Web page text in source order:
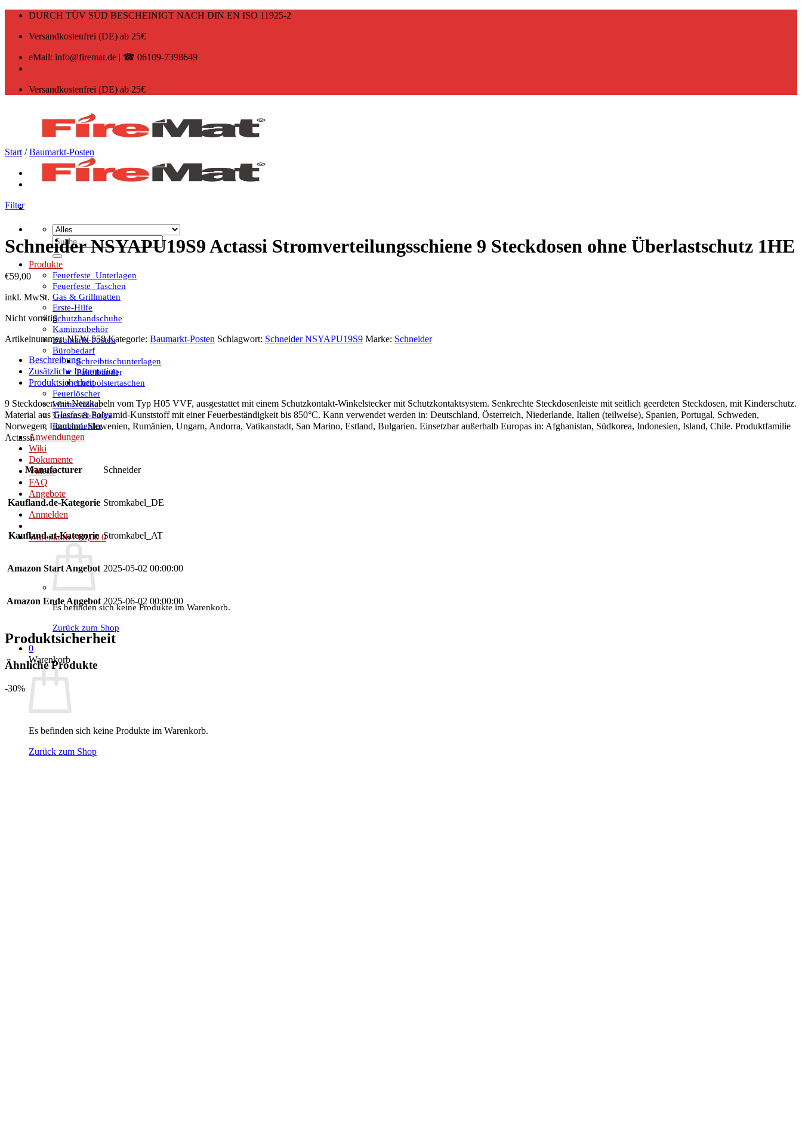
Zum
springen
DURCH TÜV SÜD BESCHEINIGT NACH DIN EN ISO 11925-2
Versandkostenfrei (DE) ab 25€
eMail: info@firemat.de | ☎ 06109-7398649
Versandkostenfrei (DE) ab 25€
Suchen
nach:
Produkte
Feuerfeste_Unterlagen
Feuerfeste_Taschen
Gas & Grillmatten
Erste-Hilfe
Schutzhandschuhe
Kaminzubehör
Baumarkt Posten
Bürobedarf
Schreibtischunterlagen
Paketbänder
Luftpolstertaschen
Feuerlöscher
Warnschilder
Tresore & Safes
Rauchmelder
Anwendungen
Wiki
Dokumente
Videos
FAQ
Angebote
Anmelden
Warenkorb /€0,00 0
Es befinden sich keine Produkte im Warenkorb.
Zurück zum Shop
0
Warenkorb
Es befinden sich keine Produkte im Warenkorb.
Zurück zum Shop
Start / Baumarkt-Posten
Filter
Schneider NSYAPU19S9 Actassi Stromverteilungsschiene 9 Steckdosen ohne Überlastschutz 1HE
€59,00
inkl. MwSt.
Nicht vorrätig
Artikelnummer:NEW-558 Kategorie: Baumarkt-Posten Schlagwort: Schneider NSYAPU19S9 Marke: Schneider
Beschreibung
Zusätzliche Information
Produktsicherheit
9 Steckdosen mit Netzkabeln vom Typ H05 VVF, ausgestattet mit einem Schutzkontakt-Winkelstecker mit Schutzkontaktsystem. Senkrechte Steckdosenleiste mit seitlich geerdeten Steckdosen, mit Kinderschutz.
Material aus Glasfaser-Polyamid-Kunststoff mit einer Feuerbeständigkeit bis 850°C. Kann verwendet werden in: Deutschland, Österreich, Niederlande, Italien (teilweise), Spanien, Portugal, Schweden,
Norwegen, Finnland, Slowenien, Rumänien, Ungarn, Andorra, Vatikanstadt, San Marino, Estland, Bulgarien. Einsetzbar außerhalb Europas in: Afghanistan, Südkorea, Indonesien, Island, Chile. Produktfamilie
Actassi.
Manufacturer Schneider
Kaufland.de-Kategorie Stromkabel_DE
Kaufland.at-Kategorie Stromkabel_AT
Amazon Start Angebot 2025-05-02 00:00:00
Amazon Ende Angebot 2025-06-02 00:00:00
Produktsicherheit
Ähnliche Produkte
-30%